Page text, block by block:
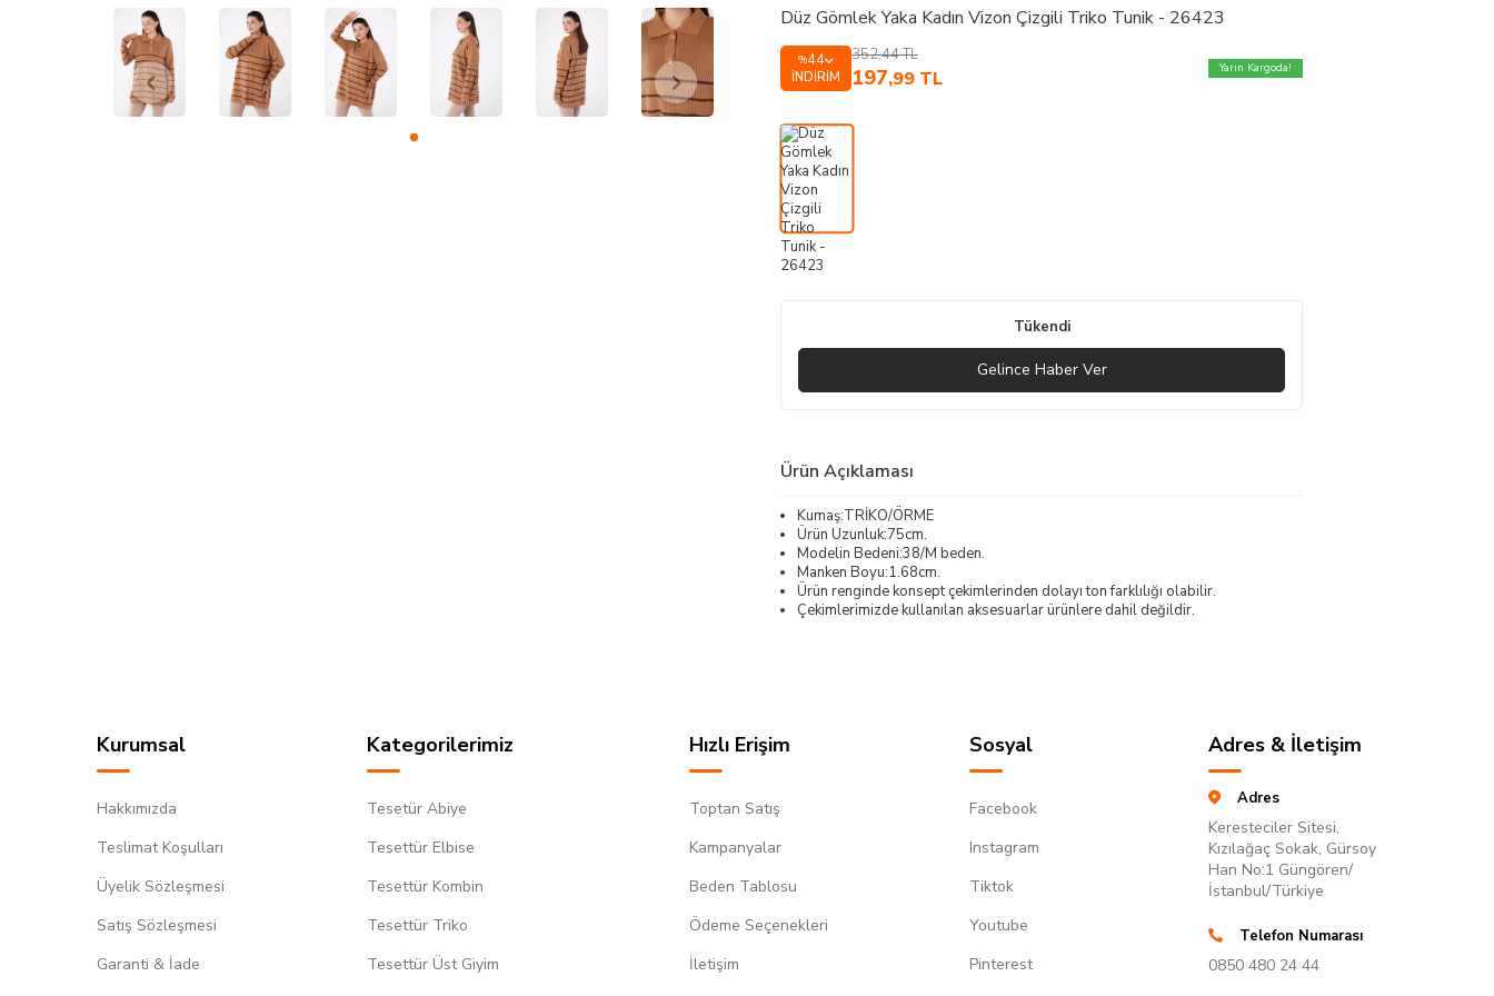
Düz Gömlek Yaka Kadın Vizon Çizgili Triko Tunik - 26423
%44
İNDIRIM
352,44TL
197,99 TL Yarın Kargoda!
Tükendi
Gelince Haber Ver
Ürün Açıklaması
Kumaş:TRİKO/ÖRME
Ürün Uzunluk:75cm.
Modelin Bedeni:38/M beden.
Manken Boyu:1.68cm.
Ürün renginde konsept çekimlerinden dolayı ton farklılığı olabilir.
Çekimlerimizde kullanılan aksesuarlar ürünlere dahil değildir.
Kurumsal
Hakkımızda
Teslimat Koşulları
Üyelik Sözleşmesi
Satış Sözleşmesi
Garanti & İade
Kategorilerimiz
Tesetür Abiye
Tesettür Elbise
Tesettür Kombin
Tesettür Triko
Tesettür Üst Giyim
Hızlı Erişim
Toptan Satış
Kampanyalar
Beden Tablosu
Ödeme Seçenekleri
İletişim
Sosyal
Facebook
Instagram
Tiktok
Youtube
Pinterest
Adres & İletişim
Adres
Keresteciler Sitesi,
Kızılağaç Sokak, Gürsoy
Han No:1 Güngören/
İstanbul/Türkiye
Telefon Numarası
0850 480 24 44